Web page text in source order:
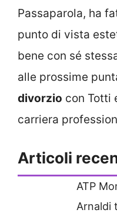
Passaparola, ha
punto di vista
bene con sé
alle prossime
divorzio con Totti
carriera
Articoli
ATP
Arnaldi